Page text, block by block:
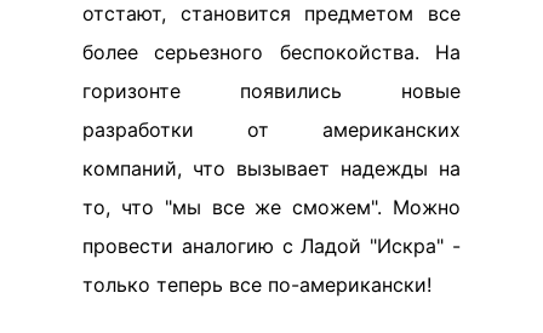
отстают, становится предметом все
более серьезного беспокойства. На
горизонте появились новые
разработки от американских
компаний, что вызывает надежды на
то, что "мы все же сможем". Можно
провести аналогию с Ладой "Искра" -
только теперь все по-американски!